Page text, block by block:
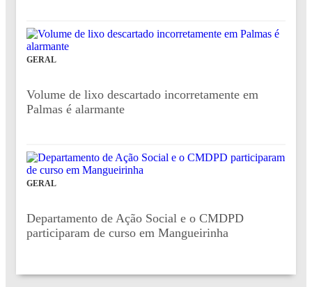
GERAL
Volume de lixo descartado incorretamente em
Palmas é alarmante
GERAL
Departamento de Ação Social e o CMDPD
participaram de curso em Mangueirinha